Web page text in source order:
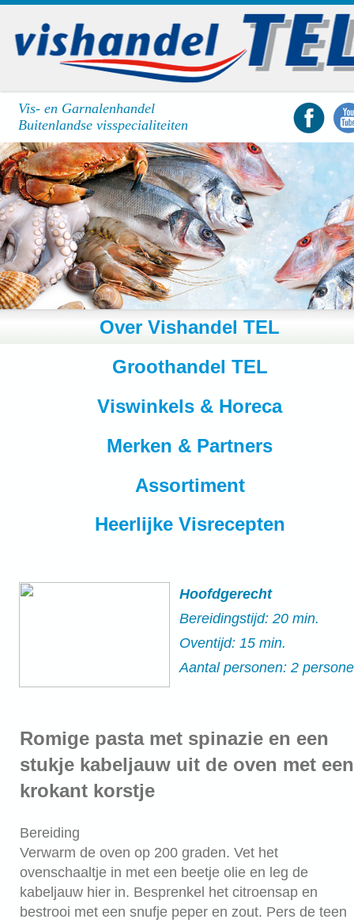
Vis- en Garnalenhandel
Buitenlandse visspecialiteiten
1/2
Over Vishandel TEL
Groothandel TEL
Viswinkels & Horeca
Merken & Partners
Assortiment
Heerlijke Visrecepten
Romige pasta met spinazie en een
stukje kabeljauw uit de oven met een
krokant korstje
Bereiding
Verwarm de oven op 200 graden. Vet het
ovenschaaltje in met een beetje olie en leg de
kabeljauw hier in. Besprenkel het citroensap en
bestrooi met een snufje peper en zout. Pers de teen
Hoofdgerecht
Bereidingstijd: 20 min.
Oventijd: 15 min.
Aantal personen: 2